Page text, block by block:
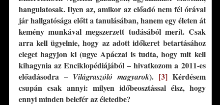
hangulatosak. Ilyen az, amikor az előadó nem fél órával
jár hallgatósága előtt a tanulásában, hanem egy életen át
kemény munkával megszerzett tudásából merít. Csak
arra kell ügyelnie, hogy az adott időkeret betartásához
eleget hagyjon ki (ugye Apáczai is tudta, hogy mit kell
kihagynia az Enciklopédiájából – hivatkozom a 2011-es
előadásodra – Világraszóló magyarok). [3]Kérdésem
csupán csak annyi: milyen időbeosztással élsz, hogy
ennyi minden belefér az életedbe?